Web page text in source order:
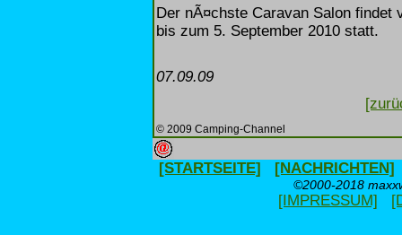
Der nÃ¤chste Caravan Salon findet
bis zum 5. September 2010 statt.
07.09.09
© 2009 Camping-Channel
[STARTSEITE] [NACHRICHTEN]
©2000-2018
[IMPRESSUM]